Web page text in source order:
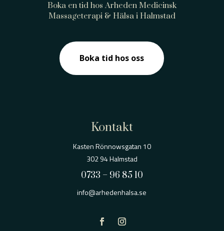
Boka en tid hos Arheden Medicinsk
Massageterapi & Hälsa i Halmstad
Boka tid hos oss
Kontakt
Kasten Rönnowsgatan 10
302 94 Halmstad
0733 – 96 85 10
info@arhedenhalsa.se